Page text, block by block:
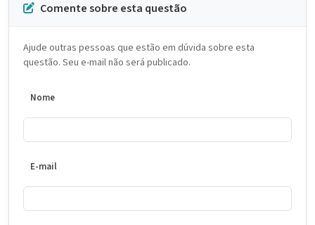
Comente sobre esta questão
Ajude outras pessoas que estão em dúvida sobre esta
questão. Seu e-mail não será publicado.
Nome
E-mail